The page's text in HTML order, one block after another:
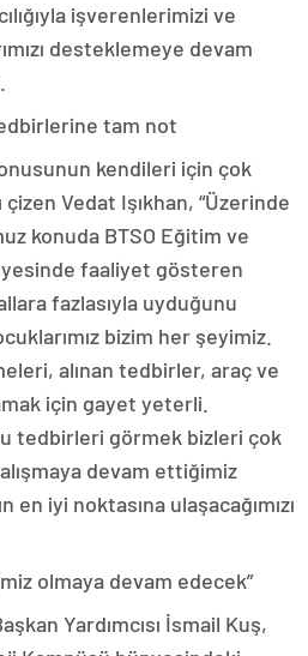
işverenlerimizi ve
desteklemeye devam
tam not
kendileri için çok
Vedat Işıkhan, “Üzerinde
konuda BTSO Eğitim ve
faaliyet gösteren
fazlasıyla uyduğunu
bizim her şeyimiz.
alınan tedbirler, araç ve
için gayet yeterli.
tedbirleri görmek bizleri çok
devam ettiğimiz
en iyi noktasına ulaşacağımızı
olmaya devam edecek”
Yardımcısı İsmail Kuş,